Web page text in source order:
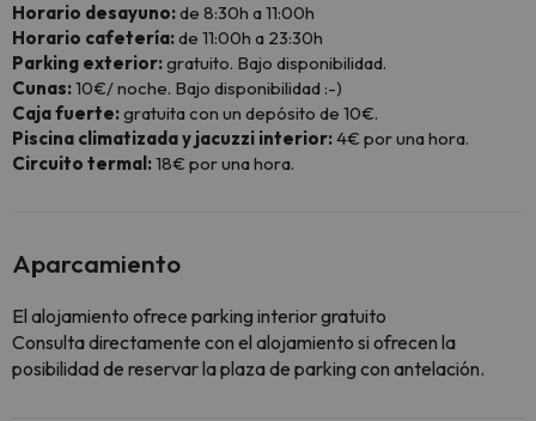
Horario desayuno:de 8:30h a 11:00h
Horario cafetería:de 11:00h a 23:30h
Parking exterior:gratuito. Bajo disponibilidad.
Cunas:10€/ noche. Bajo disponibilidad :-)
Caja fuerte:gratuita con un depósito de 10€.
Piscina climatizada y jacuzzi interior:4€ por una hora.
Circuito termal:18€ por una hora.
Aparcamiento
El alojamiento ofrece parking interior gratuito
Consulta directamente con el alojamiento si ofrecen la
posibilidad de reservar la plaza de parking con antelación.